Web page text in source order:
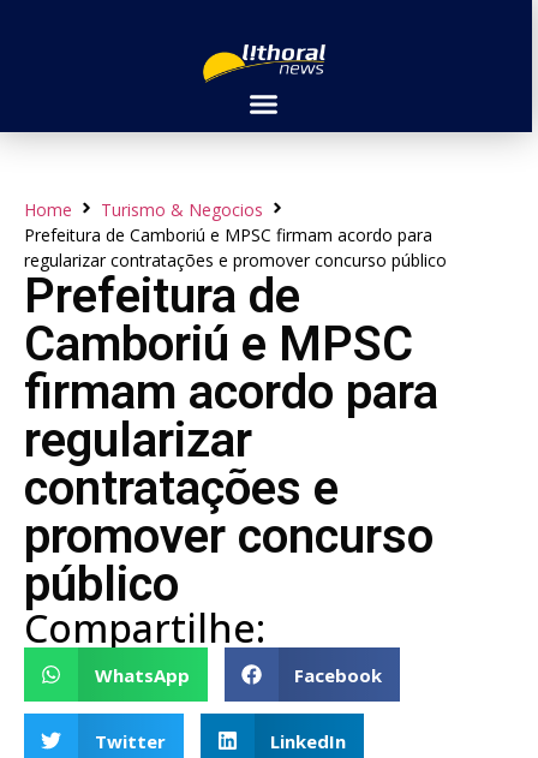
Home
Turismo & Negocios
Prefeitura de Camboriú e MPSC firmam acordo para
regularizar contratações e promover concurso público
Prefeitura de
Camboriú e MPSC
firmam acordo para
regularizar
contratações e
promover concurso
público
Compartilhe:
WhatsApp Facebook
Twitter LinkedIn